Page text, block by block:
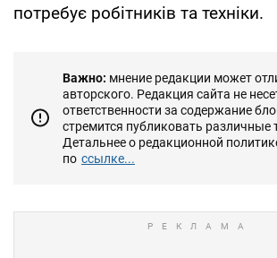
потребує робітників та техніки.
Важно: мнение редакции может
авторского. Редакция сайта не
ответственности за содержание
стремится публиковать различные
Детальнее о редакционной
по ссылке...